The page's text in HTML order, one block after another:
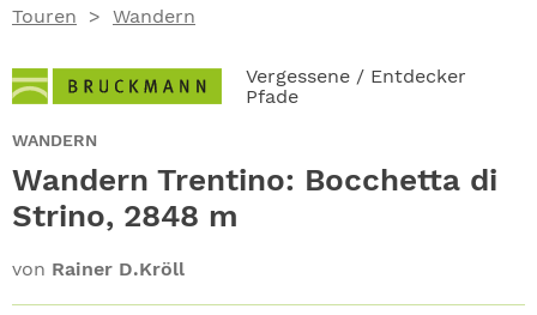
Touren Wandern
Vergessene / Entdecker
Pfade
WANDERN
Wandern Trentino: Bocchetta di
Strino, 2848 m
von Rainer D.Kröll
ABO
NEWSLETTER